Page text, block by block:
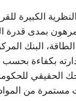
الكبيرة
بمدى قدرة
البنك
بكفاءة
الحقيقي
من المواد